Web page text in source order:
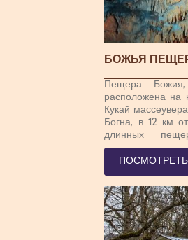
БОЖЬЯ
Пещера
расположена на
Кукай
Богна, в 12 км
длинных
исследованных
Пещера Божия,
горизонтальной
средства с
Богов очень
Псевдоскорпия,
и
В